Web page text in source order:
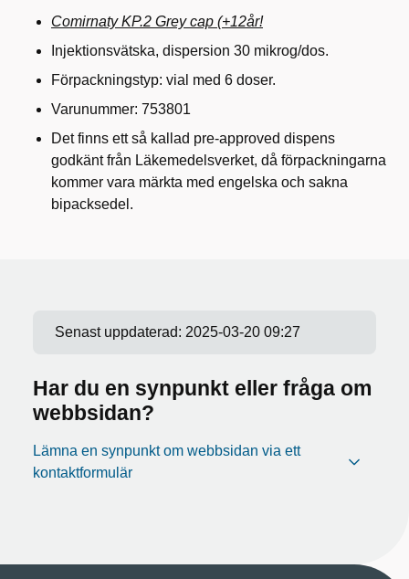
Comirnaty KP.2 Grey cap (+12år!
Injektionsvätska, dispersion 30 mikrog/dos.
Förpackningstyp: vial med 6 doser.
Varunummer: 753801
Det finns ett så kallad pre-approved dispens
godkänt från Läkemedelsverket, då förpackningarna
kommer vara märkta med engelska och sakna
bipacksedel.
Senast uppdaterad: 2025-03-20 09:27
Har du en synpunkt eller fråga om
webbsidan?
Lämna en synpunkt om webbsidan via ett
kontaktformulär